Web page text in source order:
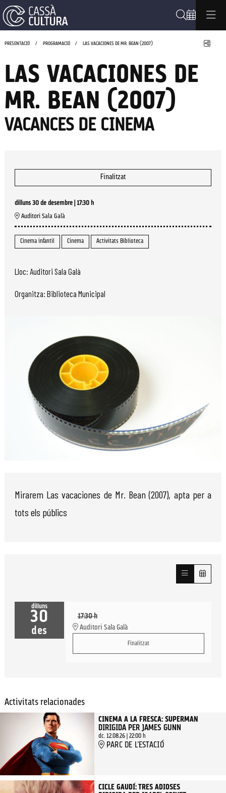
PRESENTACIÓ PROGRAMACIÓ LAS VACACIONES DE MR. BEAN (2007)
LAS VACACIONES DE
MR. BEAN (2007)
VACANCES DE CINEMA
Finalitzat
dilluns 30 de desembre
17:30 h
Auditori Sala Galà
Cinema infantil Cinema Activitats Biblioteca
Lloc: Auditori Sala Galà
Organitza: Biblioteca Municipal
Mirarem Las vacaciones de Mr. Bean (2007), apta per a
tots els públics
dilluns
30
des
17:30 h
Auditori Sala Galà
Finalitzat
Activitats relacionades
CINEMA A LA FRESCA: SUPERMAN
DIRIGIDA PER JAMES GUNN
dc. 12.08.26| 22:00 h
PARC DE L'ESTACIÓ
CICLE GAUDÍ: TRES ADIOSES